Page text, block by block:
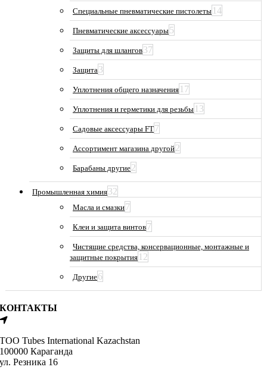
Специальные пневматические пистолеты 14
Пневматические аксессуары5
Защиты для шлангов37
Защита3
Уплотнения общего назначения 17
Уплотнения и герметики для резьбы 13
Садовые аксессуары FT7
Ассортимент магазина другой2
Барабаны другие2
Промышленная химия32
Масла и смазки7
Клеи и защита винтов7
Чистящие средства, консервационные, монтажные и
защитные покрытия 12
Другие6
КОНТАКТЫ
ТОО Tubes International Kazachstan
100000 Караганда
ул. Резника 16